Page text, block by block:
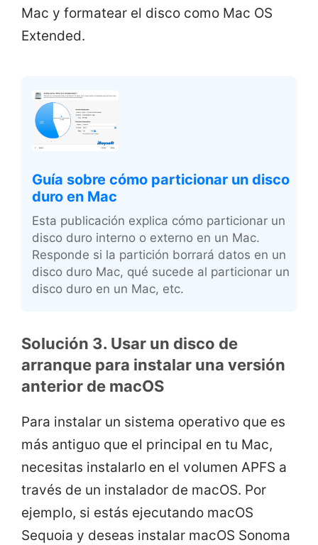
Mac y formatear el disco como Mac OS
Extended.
Guía sobre cómo particionar un disco
duro en Mac
Esta publicación explica cómo particionar un
disco duro interno o externo en un Mac.
Responde si la partición borrará datos en un
disco duro Mac, qué sucede al particionar un
disco duro en un Mac, etc.
Solución 3. Usar un disco de
arranque para instalar una versión
anterior de macOS
Para instalar un sistema operativo que es
más antiguo que el principal en tu Mac,
necesitas instalarlo en el volumen APFS a
través de un instalador de macOS. Por
ejemplo, si estás ejecutando macOS
Sequoia y deseas instalar macOS Sonoma